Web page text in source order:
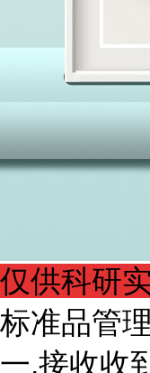
仅供科研
标准品管
一.接收收